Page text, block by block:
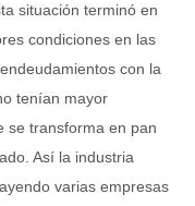
situación terminó en
condiciones en las
con la
tenían mayor
se transforma en pan
Así la industria
varias empresas